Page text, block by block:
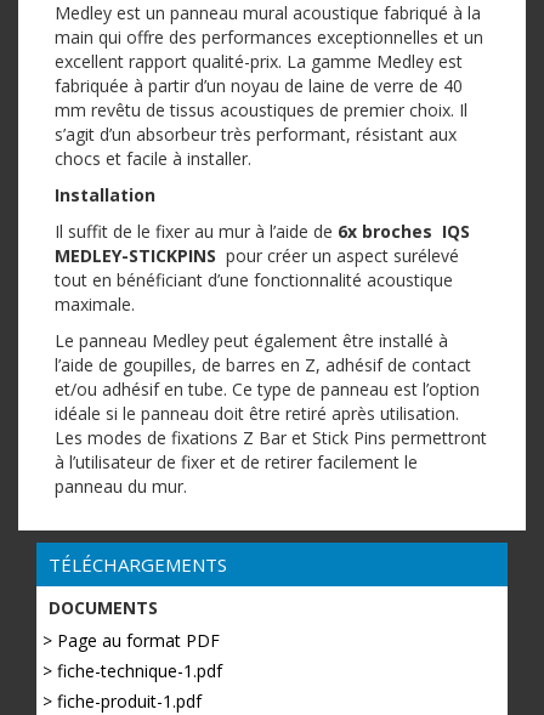
Medley est un panneau mural acoustique fabriqué à la
main qui offre des performances exceptionnelles et un
excellent rapport qualité-prix. La gamme Medley est
fabriquée à partir d’un noyau de laine de verre de 40
mm revêtu de tissus acoustiques de premier choix. Il
s’agit d’un absorbeur très performant, résistant aux
chocs et facile à installer.
Installation
Il suffit de le fixer au mur à l’aide de 6x broches IQS
MEDLEY-STICKPINS pour créer un aspect surélevé
tout en bénéficiant d’une fonctionnalité acoustique
maximale.
Le panneau Medley peut également être installé à
l’aide de goupilles, de barres en Z, adhésif de contact
et/ou adhésif en tube. Ce type de panneau est l’option
idéale si le panneau doit être retiré après utilisation.
Les modes de fixations Z Bar et Stick Pins permettront
à l’utilisateur de fixer et de retirer facilement le
panneau du mur.
TÉLÉCHARGEMENTS
DOCUMENTS
> Page au format PDF
> fiche-technique-1.pdf
> fiche-produit-1.pdf